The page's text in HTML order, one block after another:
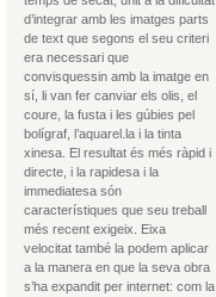
d’integrar amb les imatges parts
de text que segons el seu criteri
era necessari que
convisquessin amb la imatge en
sí, li van fer canviar els olis, el
coure, la fusta i les gúbies pel
bolígraf, l’aquarel.la i la tinta
xinesa. El resultat és més ràpid i
directe, i la rapidesa i la
immediatesa són
característiques que seu treball
més recent exigeix. Eixa
velocitat també la podem aplicar
a la manera en que la seva obra
s’ha expandit per internet: com la